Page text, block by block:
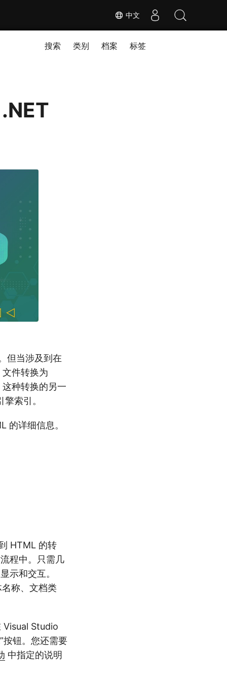
中文
搜索 类别 档案 标签
但当涉及到在
件转换为
种转换的另一
索引。
的详细信息。
HTML 的转
程中。只需几
示和交互。
称、文档类
Visual Studio
按钮。您还需要
中指定的说明